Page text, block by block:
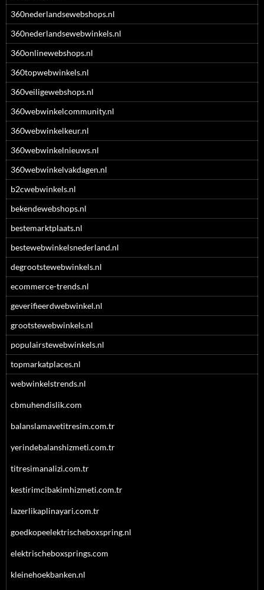
360nederlandsewebshops.nl
360nederlandsewebwinkels.nl
360onlinewebshops.nl
360topwebwinkels.nl
360veiligewebshops.nl
360webwinkelcommunity.nl
360webwinkelkeur.nl
360webwinkelnieuws.nl
360webwinkelvakdagen.nl
b2cwebwinkels.nl
bekendewebshops.nl
bestemarktplaats.nl
bestewebwinkelsnederland.nl
degrootstewebwinkels.nl
ecommerce-trends.nl
geverifieerdwebwinkel.nl
grootstewebwinkels.nl
populairstewebwinkels.nl
topmarkatplaces.nl
webwinkelstrends.nl
cbmuhendislik.com
balanslamavetitresim.com.tr
yerindebalanshizmeti.com.tr
titresimanalizi.com.tr
kestirimcibakimhizmeti.com.tr
lazerlikaplinayari.com.tr
goedkopeelektrischeboxspring.nl
elektrischeboxsprings.com
kleinehoekbanken.nl